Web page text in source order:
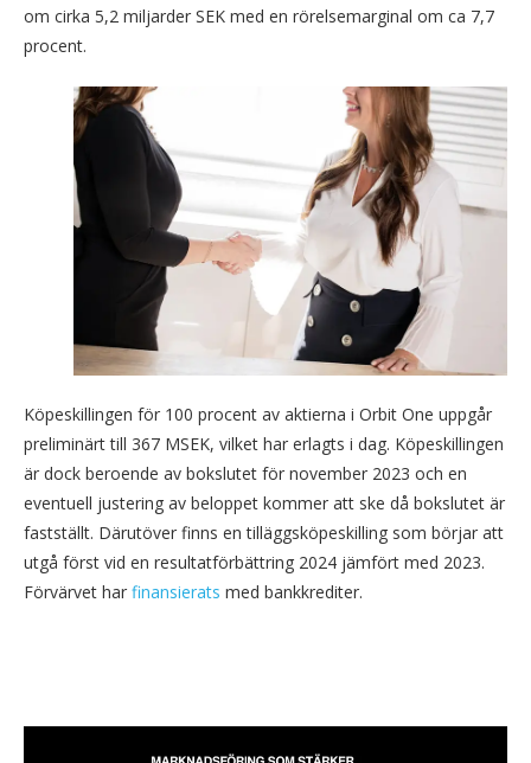
om cirka 5,2 miljarder SEK med en rörelsemarginal om ca 7,7
procent.
Köpeskillingen för 100 procent av aktierna i Orbit One uppgår
preliminärt till 367 MSEK, vilket har erlagts i dag. Köpeskillingen
är dock beroende av bokslutet för november 2023 och en
eventuell justering av beloppet kommer att ske då bokslutet är
fastställt. Därutöver finns en tilläggsköpeskilling som börjar att
utgå först vid en resultatförbättring 2024 jämfört med 2023.
Förvärvet har finansierats med bankkrediter.